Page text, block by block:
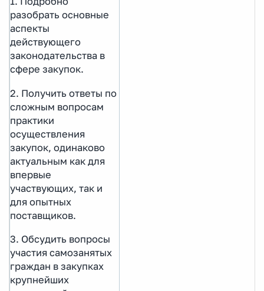
разобрать основные
аспекты
действующего
законодательства в
сфере закупок.
2. Получить ответы по
сложным вопросам
практики
осуществления
закупок, одинаково
актуальным как для
впервые
участвующих, так и
для опытных
поставщиков.
3. Обсудить вопросы
участия самозанятых
граждан в закупках
крупнейших